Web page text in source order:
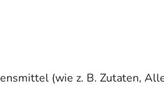
(wie z. B. Zutaten,